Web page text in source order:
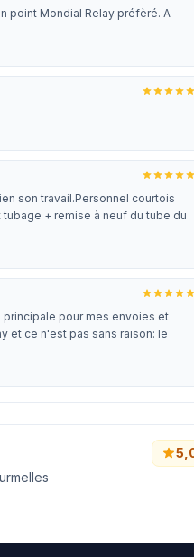
point Mondial Relay préfèré. A
son travail.Personnel courtois
+ remise à neuf du tube du
pour mes envoies et
et ce n'est pas sans raison: le